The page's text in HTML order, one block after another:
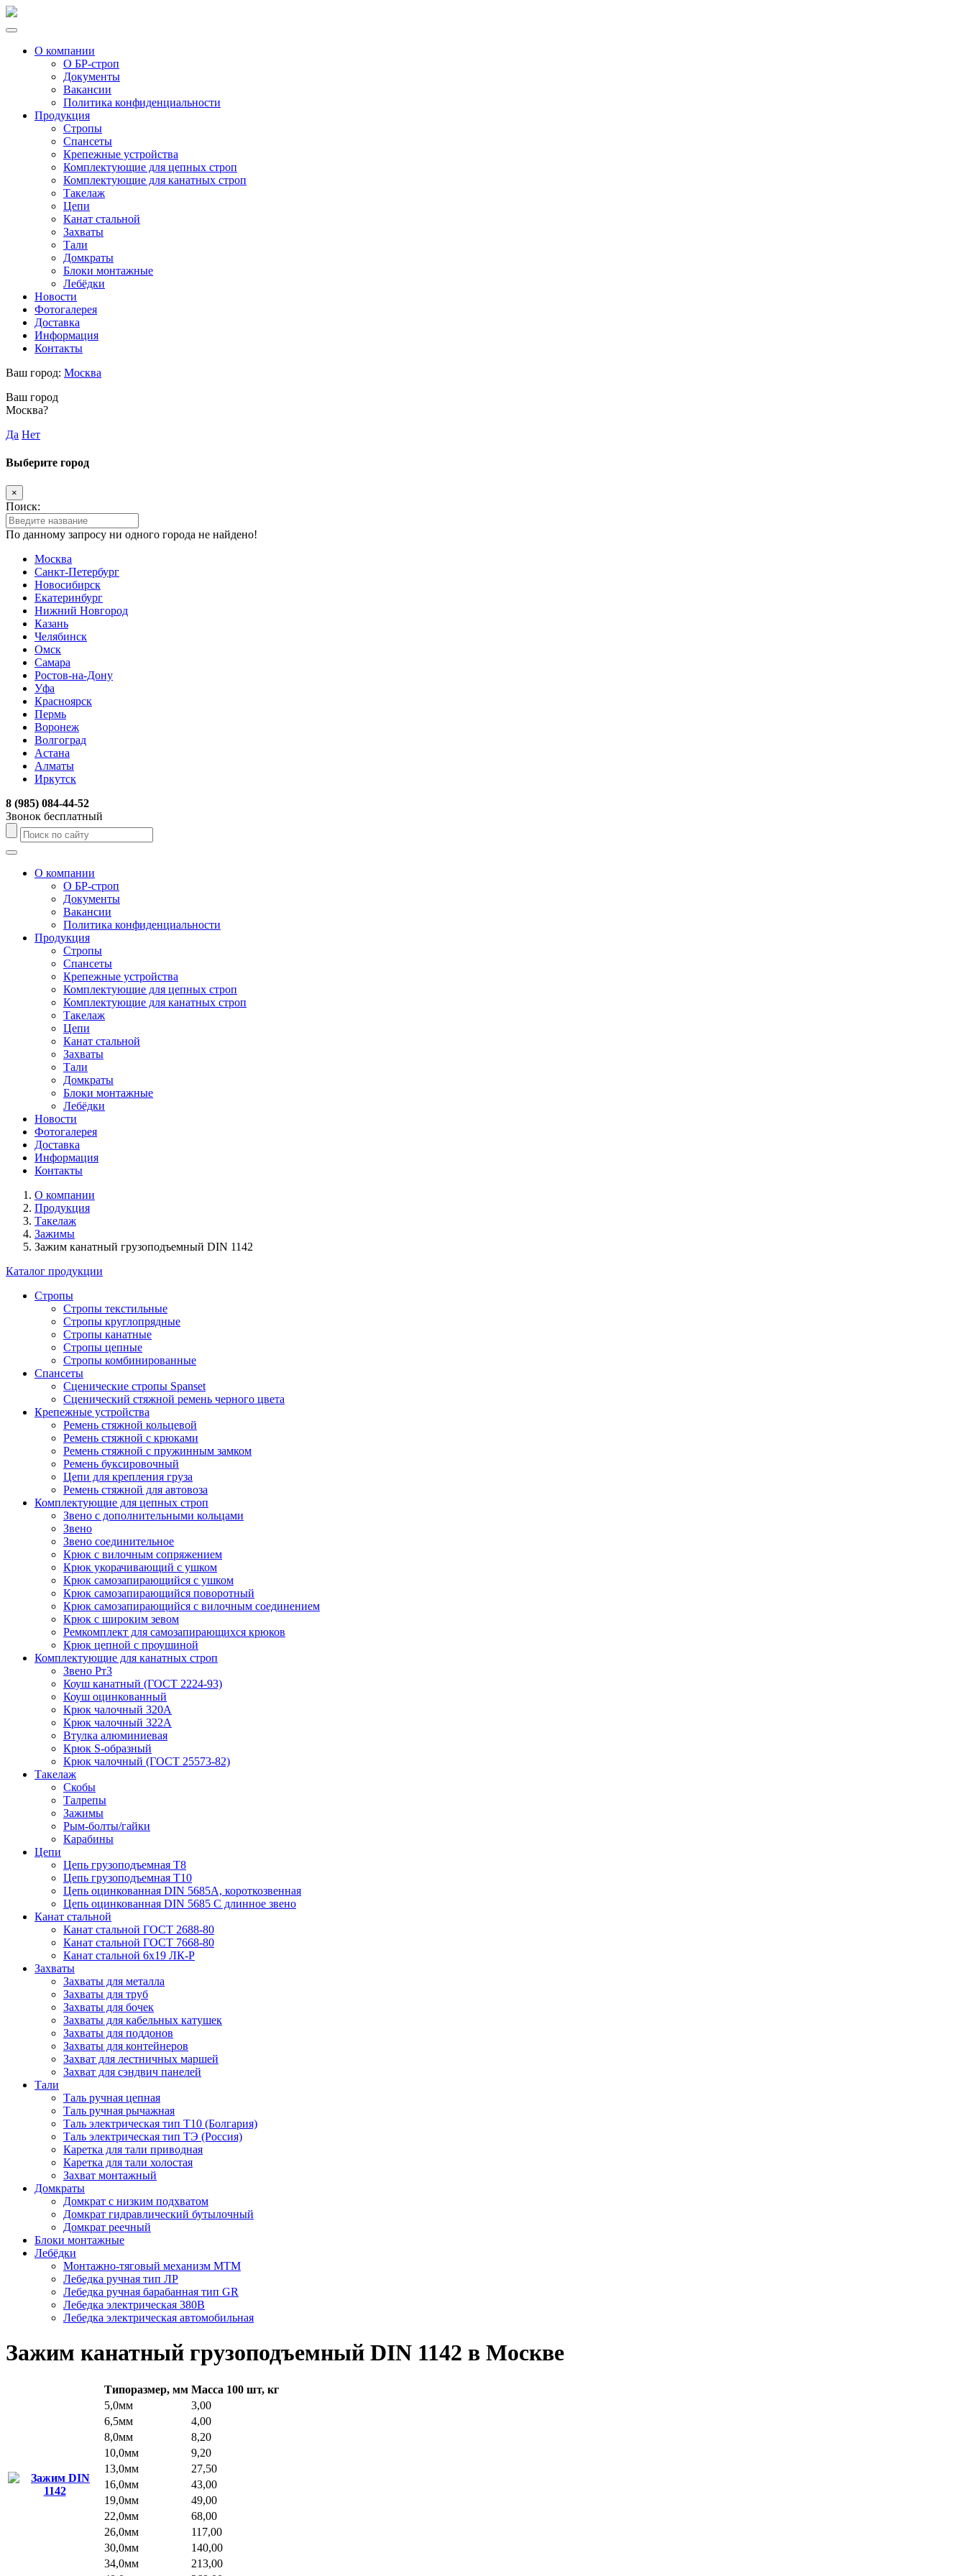
О компании
О БР-строп
Документы
Вакансии
Политика конфиденциальности
Продукция
Стропы
Спансеты
Крепежные устройства
Комплектующие для цепных строп
Комплектующие для канатных строп
Такелаж
Цепи
Канат стальной
Захваты
Тали
Домкраты
Блоки монтажные
Лебёдки
Новости
Фотогалерея
Доставка
Информация
Контакты
Ваш город: Москва
Ваш город
Москва?
Да Нет
Выберите город
×
Поиск:
По данному запросу ни одного города не найдено!
Москва
Санкт-Петербург
Новосибирск
Екатеринбург
Нижний Новгород
Казань
Челябинск
Омск
Самара
Ростов-на-Дону
Уфа
Красноярск
Пермь
Воронеж
Волгоград
Астана
Алматы
Иркутск
8 (985) 084-44-52
Звонок бесплатный
О компании
О БР-строп
Документы
Вакансии
Политика конфиденциальности
Продукция
Стропы
Спансеты
Крепежные устройства
Комплектующие для цепных строп
Комплектующие для канатных строп
Такелаж
Цепи
Канат стальной
Захваты
Тали
Домкраты
Блоки монтажные
Лебёдки
Новости
Фотогалерея
Доставка
Информация
Контакты
О компании
Продукция
Такелаж
Зажимы
Зажим канатный грузоподъемный DIN 1142
Каталог продукции
Стропы
Стропы текстильные
Стропы круглопрядные
Стропы канатные
Стропы цепные
Стропы комбинированные
Спансеты
Сценические стропы Spanset
Сценический стяжной ремень черного цвета
Крепежные устройства
Ремень стяжной кольцевой
Ремень стяжной с крюками
Ремень стяжной с пружинным замком
Ремень буксировочный
Цепи для крепления груза
Ремень стяжной для автовоза
Комплектующие для цепных строп
Звено с дополнительными кольцами
Звено
Звено соединительное
Крюк с вилочным сопряжением
Крюк укорачивающий с ушком
Крюк самозапирающийся с ушком
Крюк самозапирающийся поворотный
Крюк самозапирающийся с вилочным соединением
Крюк с широким зевом
Ремкомплект для самозапирающихся крюков
Крюк цепной с проушиной
Комплектующие для канатных строп
Звено Рт3
Коуш канатный (ГОСТ 2224-93)
Коуш оцинкованный
Крюк чалочный 320А
Крюк чалочный 322А
Втулка алюминиевая
Крюк S-образный
Крюк чалочный (ГОСТ 25573-82)
Такелаж
Скобы
Талрепы
Зажимы
Рым-болты/гайки
Карабины
Цепи
Цепь грузоподъемная Т8
Цепь грузоподъемная Т10
Цепь оцинкованная DIN 5685A, короткозвенная
Цепь оцинкованная DIN 5685 С длинное звено
Канат стальной
Канат стальной ГОСТ 2688-80
Канат стальной ГОСТ 7668-80
Канат стальной 6x19 ЛК-Р
Захваты
Захваты для металла
Захваты для труб
Захваты для бочек
Захваты для кабельных катушек
Захваты для поддонов
Захваты для контейнеров
Захват для лестничных маршей
Захват для сэндвич панелей
Тали
Таль ручная цепная
Таль ручная рычажная
Таль электрическая тип Т10 (Болгария)
Таль электрическая тип ТЭ (Россия)
Каретка для тали приводная
Каретка для тали холостая
Захват монтажный
Домкраты
Домкрат с низким подхватом
Домкрат гидравлический бутылочный
Домкрат реечный
Блоки монтажные
Лебёдки
Монтажно-тяговый механизм МТМ
Лебедка ручная тип ЛР
Лебедка ручная барабанная тип GR
Лебедка электрическая 380В
Лебедка электрическая автомобильная
Зажим канатный грузоподъемный DIN 1142 в Москве
Типоразмер, мм Масса 100 шт, кг
5,0мм
3,00
6,5мм
4,00
8,0мм
8,20
10,0мм
9,20
13,0мм
27,50
16,0мм
43,00
19,0мм
49,00
22,0мм
68,00
26,0мм
117,00
30,0мм
140,00
34,0мм
213,00